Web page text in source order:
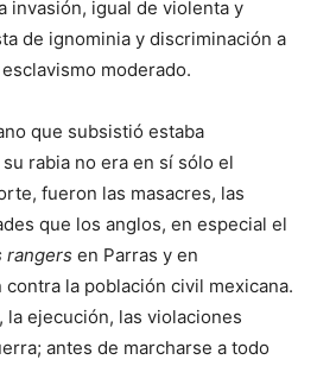
invasión, igual de violenta y
de ignominia y discriminación a
moderado.
que subsistió estaba
rabia no era en sí sólo el
fueron las masacres, las
que los anglos, en especial el
rangers en Parras y en
la población civil mexicana.
la ejecución, las violaciones
antes de marcharse a todo